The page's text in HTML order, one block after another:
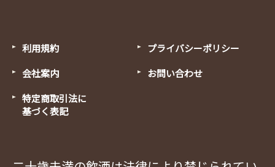
利用規約
プライバシーポリシー
会社案内
お問い合わせ
特定商取引法に
基づく表記